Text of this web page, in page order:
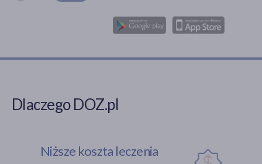
Dlaczego DOZ.pl
Niższe koszta leczenia